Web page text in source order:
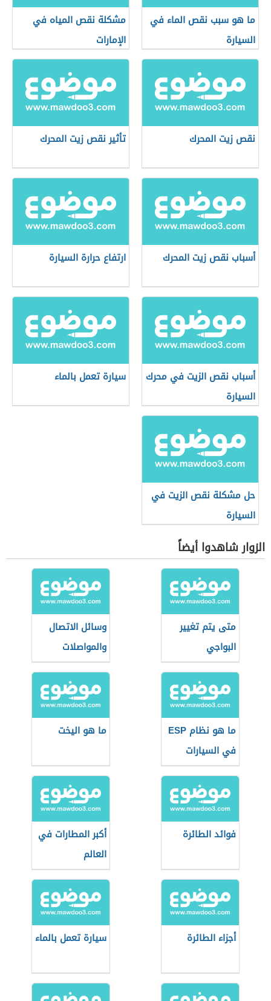
ما هو سبب نقص الماء في
السيارة
مشكلة نقص المياه في
الإمارات
نقص زيت المحرك تأثير نقص زيت المحرك
أسباب نقص زيت المحرك ارتفاع حرارة السيارة
أسباب نقص الزيت في محرك
السيارة
سيارة تعمل بالماء
حل مشكلة نقص الزيت في
السيارة
الزوار شاهدوا أيضاً
متى يتم تغيير
البواجي
وسائل الاتصال
والمواصلات
ما هو نظام ESP
في السيارات
ما هو اليخت
فوائد الطائرة
أكبر المطارات في
العالم
أجزاء الطائرة سيارة تعمل بالماء